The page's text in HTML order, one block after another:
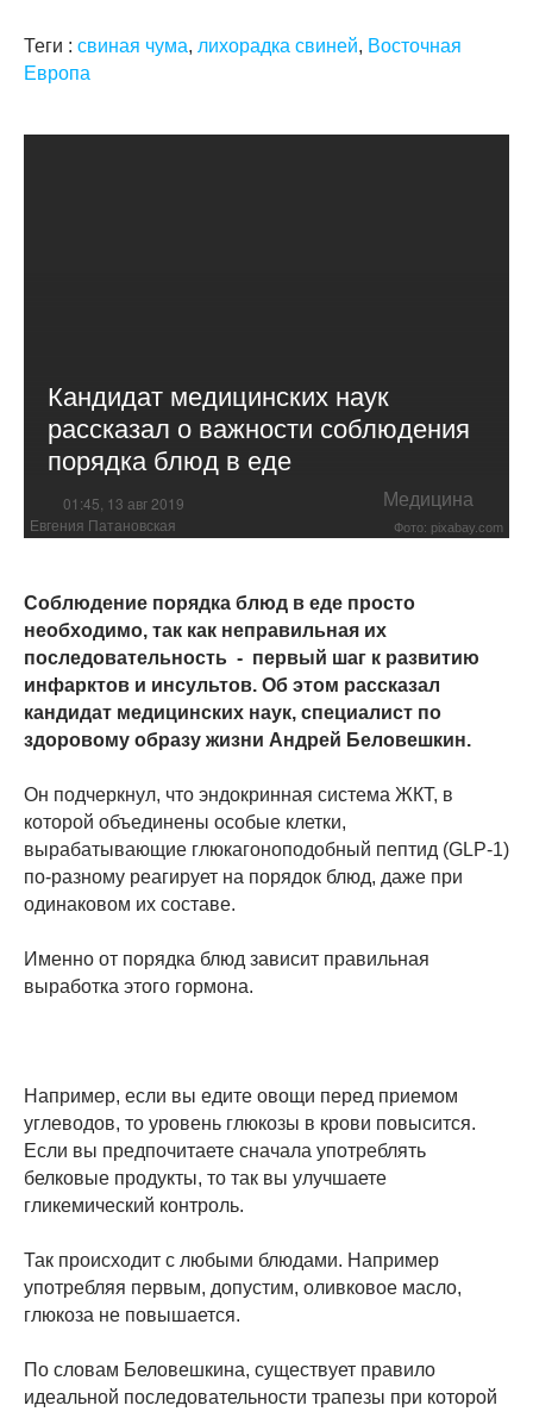
Теги : свиная чума, лихорадка свиней, Восточная
Европа
Кандидат медицинских наук
рассказал о важности соблюдения
порядка блюд в еде
01:45, 13 авг 2019 Медицина
Евгения Патановская Фото: pixabay.com
Соблюдение порядка блюд в еде просто
необходимо, так как неправильная их
последовательность - первый шаг к развитию
инфарктов и инсультов. Об этом рассказал
кандидат медицинских наук, специалист по
здоровому образу жизни Андрей Беловешкин.
Он подчеркнул, что эндокринная система ЖКТ, в
которой объединены особые клетки,
вырабатывающие глюкагоноподобный пептид (GLP-1)
по-разному реагирует на порядок блюд, даже при
одинаковом их составе.
Именно от порядка блюд зависит правильная
выработка этого гормона.
Например, если вы едите овощи перед приемом
углеводов, то уровень глюкозы в крови повысится.
Если вы предпочитаете сначала употреблять
белковые продукты, то так вы улучшаете
гликемический контроль.
Так происходит с любыми блюдами. Например
употребляя первым, допустим, оливковое масло,
глюкоза не повышается.
По словам Беловешкина, существует правило
идеальной последовательности трапезы при которой